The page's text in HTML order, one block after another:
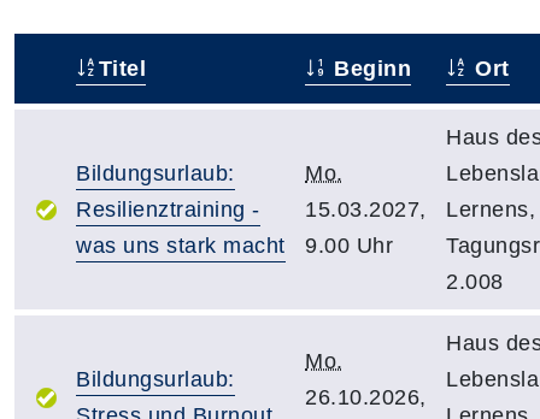
Titel Beginn Ort
Bildungsurlaub:
Resilienztraining -
was uns stark macht
Mo.
15.03.2027,
9.00 Uhr
Haus
Lernens,
2.008
Bildungsurlaub:
Mo.
26.10.2026,
Haus